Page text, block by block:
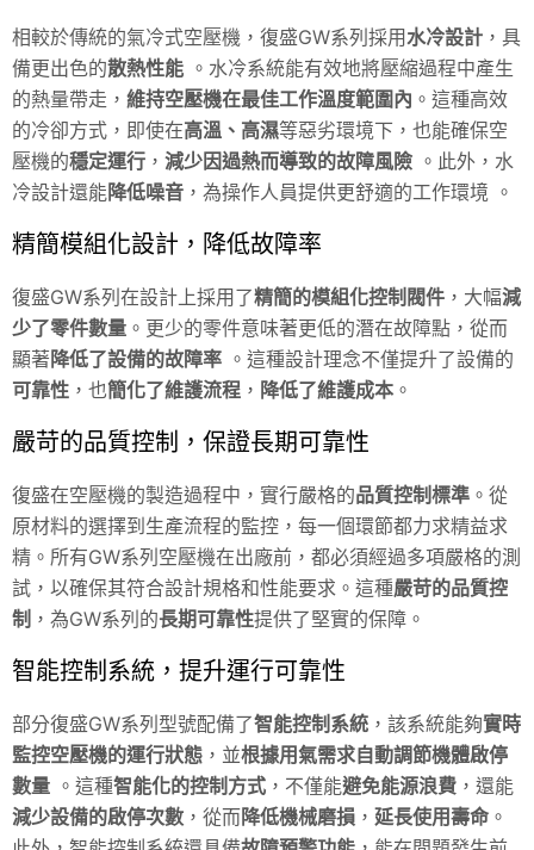
相較於傳統的氣冷式空壓機，復盛GW系列採用水冷設計 ，具
備更出色的散熱性能 。水冷系統能有效地將壓縮過程中產生
的熱量帶走， 維持空壓機在最佳工作溫度範圍內 。這種高效
的冷卻方式，即使在高溫、高濕等惡劣環境下，也能確保空
壓機的穩定運行 ， 減少因過熱而導致的故障風險 。此外，水
冷設計還能降低噪音 ，為操作人員提供更舒適的工作環境 。
精簡模組化設計，降低故障率
復盛GW系列在設計上採用了精簡的模組化控制閥件 ，大幅減
少了零件數量 。更少的零件意味著更低的潛在故障點，從而
顯著降低了設備的故障率 。這種設計理念不僅提升了設備的
可靠性 ，也簡化了維護流程 ， 降低了維護成本 。
嚴苛的品質控制，保證長期可靠性
復盛在空壓機的製造過程中，實行嚴格的品質控制標準 。從
原材料的選擇到生產流程的監控，每一個環節都力求精益求
精。所有GW系列空壓機在出廠前，都必須經過多項嚴格的測
試，以確保其符合設計規格和性能要求。這種嚴苛的品質控
制 ，為GW系列的長期可靠性提供了堅實的保障。
智能控制系統，提升運行可靠性
部分復盛GW系列型號配備了智能控制系統 ，該系統能夠實時
監控空壓機的運行狀態 ，並根據用氣需求自動調節機體啟停
數量 。這種智能化的控制方式 ，不僅能避免能源浪費 ，還能
減少設備的啟停次數 ，從而降低機械磨損 ， 延長使用壽命 。